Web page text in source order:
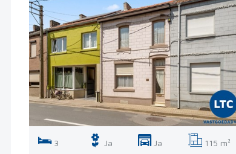
3 Ja Ja 115 m²